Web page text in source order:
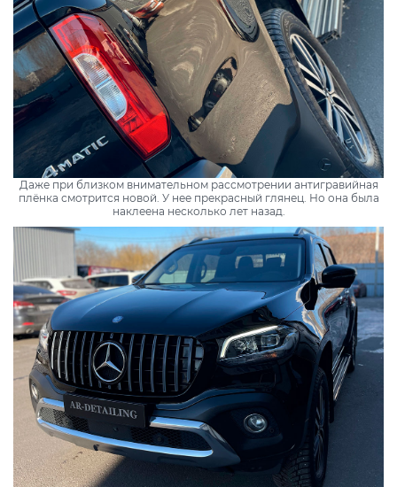
Даже при близком внимательном рассмотрении антигравийная
плёнка смотрится новой. У нее прекрасный глянец. Но она была
наклеена несколько лет назад.